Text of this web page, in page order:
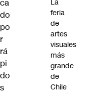
ca
do
po
r
rá
pi
do
s
La
feria
de
artes
visuales
más
grande
de
Chile